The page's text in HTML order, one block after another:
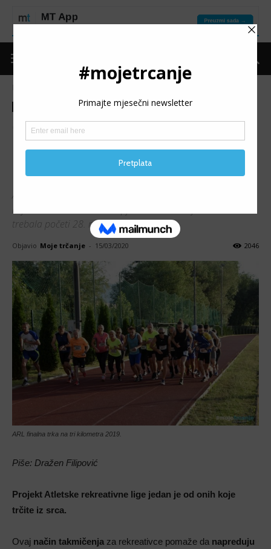
ČETVRTA SEZONA ARL:
Novi izazovi za takmičare na
atletskoj stazi
Atletska rekreativna liga je projekt AK Novi Grad Sarajevo
trebala početi 28. marta.
Objavio Moje trčanje - 15/03/2020 2046
ARL finalna trka na tri kilometra 2019.
Piše: Dražen Filipović
Projekt Atletske rekreativne lige jedan je od onih koje
trčite iz srca.
Ovaj način takmičenja za rekreativce pomaže da napreduju